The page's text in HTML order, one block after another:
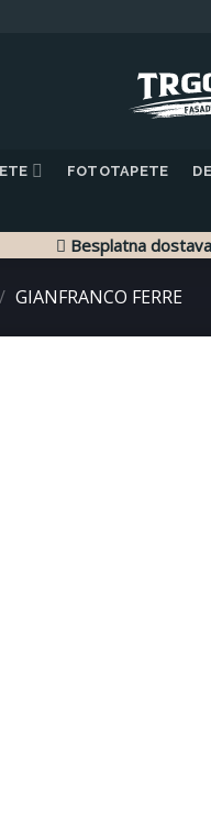
FOTOTAPETE
Besplatna
/ GIANFRANCO FERRE